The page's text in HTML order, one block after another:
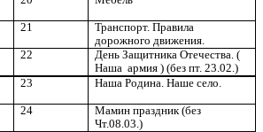
21
Транспорт. Правила
дорожного движения.
22
День Защитника Отечества. (
Наша армия ) (без пт. 23.02.)
23 Наша Родина. Наше село.
24
Мамин праздник (без
Чт.08.03.)